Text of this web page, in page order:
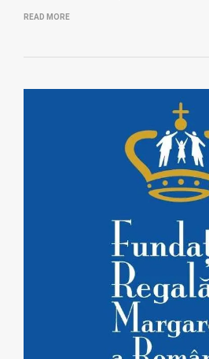
READ MORE